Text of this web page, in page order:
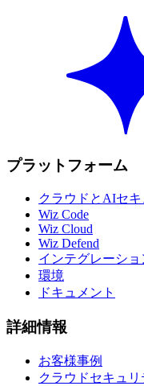
プラットフォーム
クラウドとAIセキ
Wiz Code
Wiz Cloud
Wiz Defend
インテグレーショ
環境
ドキュメント
詳細情報
お客様事例
クラウドセキュリ